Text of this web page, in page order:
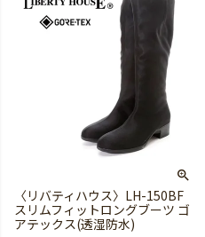
〈リバティハウス〉LH-150BF
スリムフィットロングブーツ ゴ
アテックス(透湿防水)